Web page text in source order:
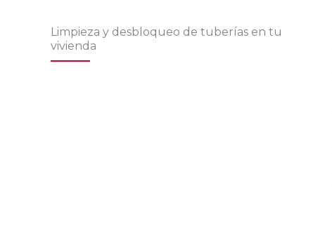
Limpieza y desbloqueo de tuberías en tu
vivienda